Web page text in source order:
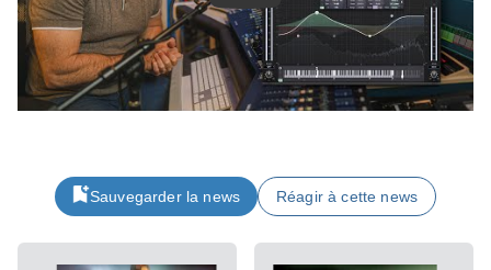
Sauvegarder la news Réagir à cette news